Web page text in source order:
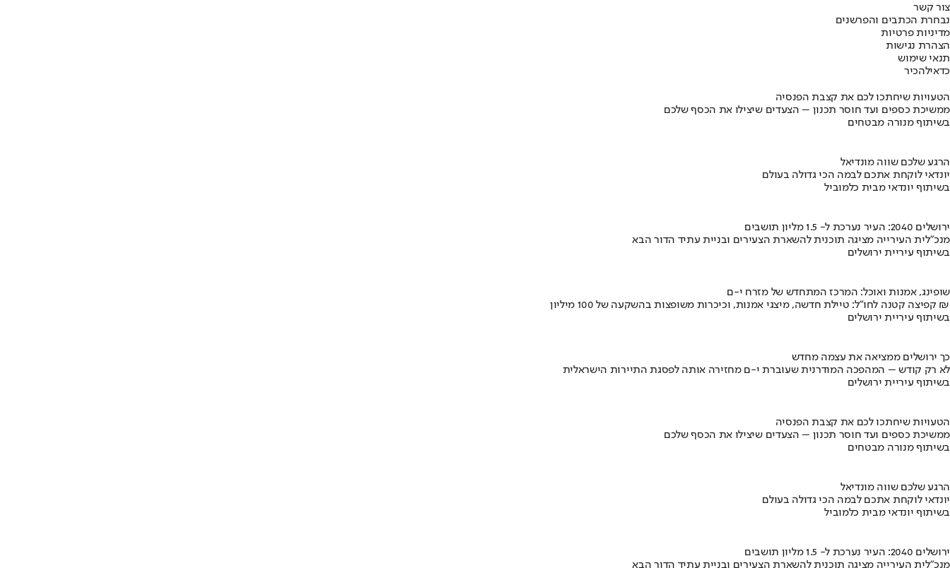
צור קשר
נבחרת הכתבים והפרשנים
מדיניות פרטיות
הצהרת נגישות
תנאי שימוש
כדאילהכיר
הטעויות שיחתכו לכם את קצבת הפנסיה
ממשיכת כספים ועד חוסר תכנון – הצעדים שיצילו את הכסף שלכם
בשיתוף מנורה מבטחים
הרגע שלכם שווה מונדיאל
יונדאי לוקחת אתכם לבמה הכי גדולה בעולם
בשיתוף יונדאי מבית כלמוביל
ירושלים 2040: העיר נערכת ל- 1.5 מליון תושבים
מנכ"לית העירייה מציגה תוכנית להשארת הצעירים ובניית עתיד הדור הבא
בשיתוף עיריית ירושלים
שופינג, אמנות ואוכל: המרכז המתחדש של מזרח י-ם
קפיצה קטנה לחו"ל: טיילת חדשה, מיצגי אמנות, וכיכרות משופצות בהשקעה של 100 מיליון ₪
בשיתוף עיריית ירושלים
כך ירושלים ממציאה את עצמה מחדש
לא רק קודש – המהפכה המודרנית שעוברת י-ם מחזירה אותה לפסגת התיירות הישראלית
בשיתוף עיריית ירושלים
הטעויות שיחתכו לכם את קצבת הפנסיה
ממשיכת כספים ועד חוסר תכנון – הצעדים שיצילו את הכסף שלכם
בשיתוף מנורה מבטחים
הרגע שלכם שווה מונדיאל
יונדאי לוקחת אתכם לבמה הכי גדולה בעולם
בשיתוף יונדאי מבית כלמוביל
ירושלים 2040: העיר נערכת ל- 1.5 מליון תושבים
מנכ"לית העירייה מציגה תוכנית להשארת הצעירים ובניית עתיד הדור הבא